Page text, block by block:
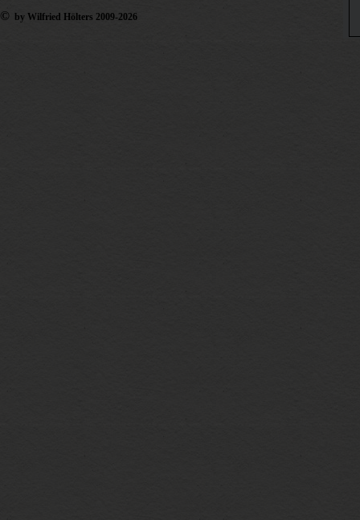
© by Wilfried Hölters 2009-2026